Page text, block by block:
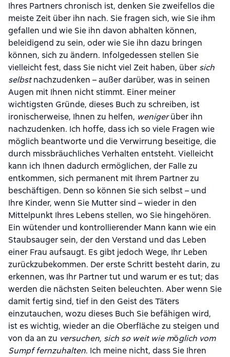
Ihres Partners chronisch ist, denken Sie zweifellos die
meiste Zeit über ihn nach. Sie fragen sich, wie Sie ihm
gefallen und wie Sie ihn davon abhalten können,
beleidigend zu sein, oder wie Sie ihn dazu bringen
können, sich zu ändern. Infolgedessen stellen Sie
vielleicht fest, dass Sie nicht viel Zeit haben, über sich
selbstnachzudenken – außer darüber, was in seinen
Augen mit Ihnen nicht stimmt. Einer meiner
wichtigsten Gründe, dieses Buch zu schreiben, ist
ironischerweise, Ihnen zu helfen, wenigerüber ihn
nachzudenken. Ich hoffe, dass ich so viele Fragen wie
möglich beantworte und die Verwirrung beseitige, die
durch missbräuchliches Verhalten entsteht. Vielleicht
kann ich Ihnen dadurch ermöglichen, der Falle zu
entkommen, sich permanent mit Ihrem Partner zu
beschäftigen. Denn so können Sie sich selbst – und
Ihre Kinder, wenn Sie Mutter sind – wieder in den
Mittelpunkt Ihres Lebens stellen, wo Sie hingehören.
Ein wütender und kontrollierender Mann kann wie ein
Staubsauger sein, der den Verstand und das Leben
einer Frau aufsaugt. Es gibt jedoch Wege, Ihr Leben
zurückzubekommen. Der erste Schritt besteht darin, zu
erkennen, was Ihr Partner tut und warum er es tut; das
werden die nächsten Seiten beleuchten. Aber wenn Sie
damit fertig sind, tief in den Geist des Täters
einzutauchen, wozu dieses Buch Sie befähigen wird,
ist es wichtig, wieder an die Oberfläche zu steigen und
von da an zu versuchen, sich so weit wie möglich vom
Sumpf fernzuhalten. Ich meine nicht, dass Sie Ihren